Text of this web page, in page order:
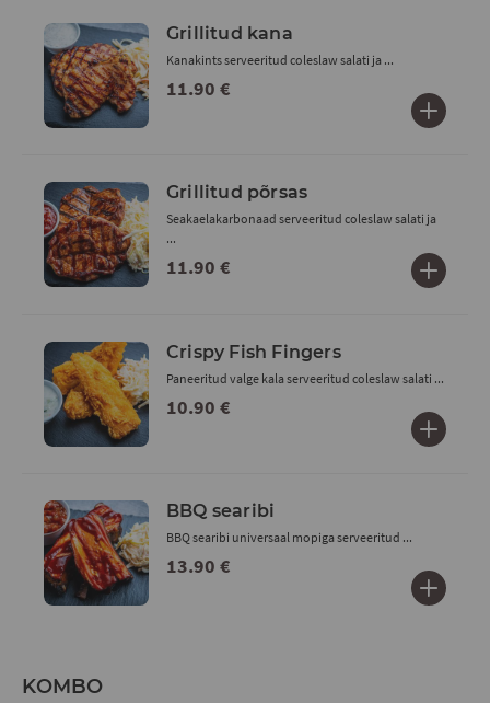
Grillitud kana
11.90 €
Kanakints serveeritud coleslaw salati ja ...
Grillitud põrsas
11.90 €
Seakaelakarbonaad serveeritud coleslaw salati ja
...
Crispy Fish Fingers
10.90 €
Paneeritud valge kala serveeritud coleslaw salati ...
BBQ searibi
13.90 €
BBQ searibi universaal mopiga serveeritud ...
KOMBO